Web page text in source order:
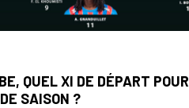
QUEL XI DE DÉPART POUR
SAISON ?